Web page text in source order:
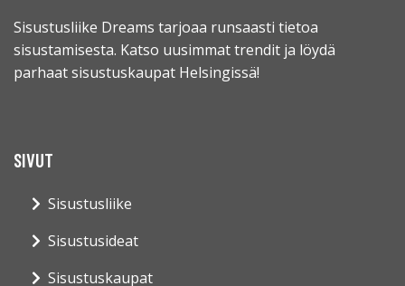
Sisustusliike Dreams tarjoaa runsaasti tietoa
sisustamisesta. Katso uusimmat trendit ja löydä
parhaat sisustuskaupat Helsingissä!
SIVUT
Sisustusliike
Sisustusideat
Sisustuskaupat